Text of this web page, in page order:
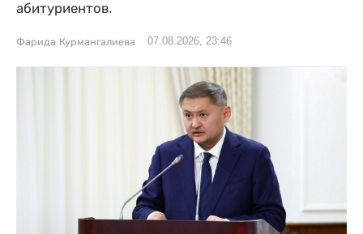
абитуриентов.
Фарида Курмангалиева 07.08.2026, 23:46